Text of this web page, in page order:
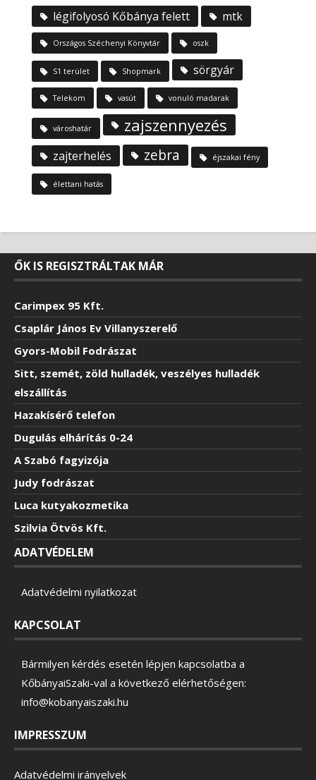
légifolyosó Kőbánya felett mtk
Országos Széchenyi Könyvtár oszk
S1 terület Shopmark sörgyár
Telekom vasút vonuló madarak
városhatár zajszennyezés
zajterhelés zebra éjszakai fény
élettani hatás
ŐK IS REGISZTRÁLTAK MÁR
Carimpex 95 Kft.
Csaplár János Ev Villanyszerelő
Gyors-Mobil Fodrászat
Sitt, szemét, zöld hulladék, veszélyes hulladék
elszállítás
Hazakísérő telefon
Dugulás elhárítás 0-24
A Szabó fagyizója
Judy fodrászat
Luca kutyakozmetika
Szilvia Ötvös Kft.
ADATVÉDELEM
Adatvédelmi nyilatkozat
KAPCSOLAT
Bármilyen kérdés esetén lépjen kapcsolatba a
KőbányaiSzaki-val a következő elérhetőségen:
info@kobanyaiszaki.hu
IMPRESSZUM
Adatvédelmi irányelvek